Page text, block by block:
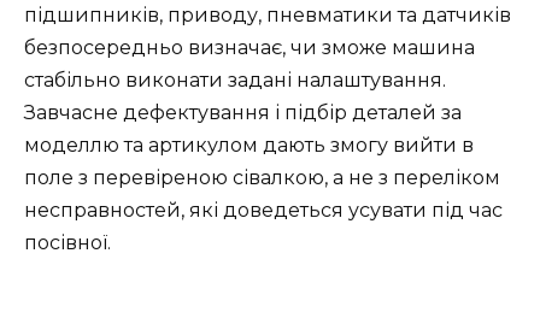
підшипників, приводу, пневматики та датчиків
безпосередньо визначає, чи зможе машина
стабільно виконати задані налаштування.
Завчасне дефектування і підбір деталей за
моделлю та артикулом дають змогу вийти в
поле з перевіреною сівалкою, а не з переліком
несправностей, які доведеться усувати під час
посівної.